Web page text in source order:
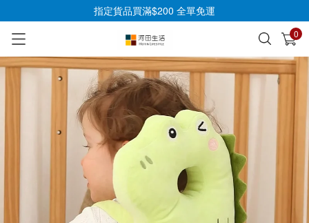
指定貨品買滿$200 全單免運
0
已加入購物車 查看